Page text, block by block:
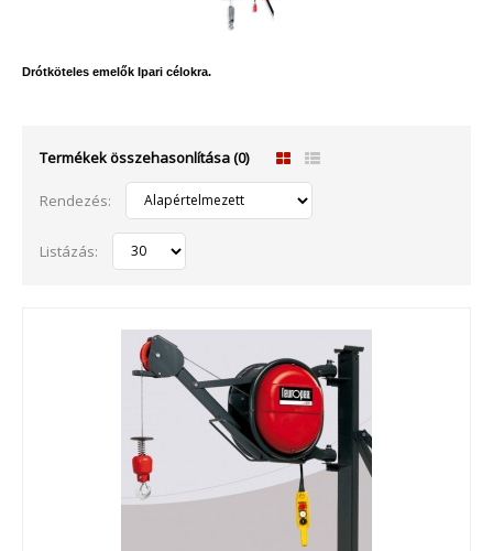
Drótköteles emelők Ipari célokra.
Termékek összehasonlítása (0)
Rendezés:
Listázás: